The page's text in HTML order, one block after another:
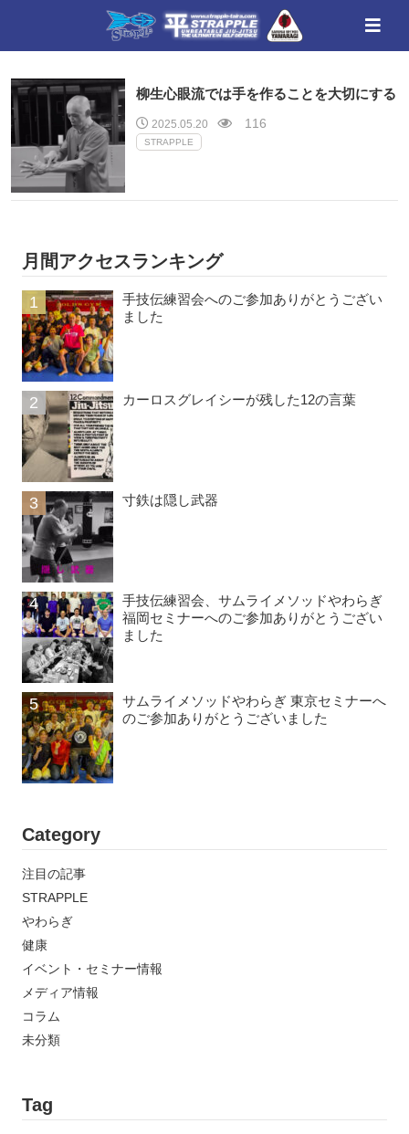
柳生心眼流では手を作ることを大切にする
2025.05.20 116
STRAPPLE
月間アクセスランキング
手技伝練習会へのご参加ありがとうござい
ました
カーロスグレイシーが残した12の言葉
寸鉄は隠し武器
手技伝練習会、サムライメソッドやわらぎ
福岡セミナーへのご参加ありがとうござい
ました
サムライメソッドやわらぎ 東京セミナーへ
のご参加ありがとうございました
Category
注目の記事
STRAPPLE
やわらぎ
健康
イベント・セミナー情報
メディア情報
コラム
未分類
Tag